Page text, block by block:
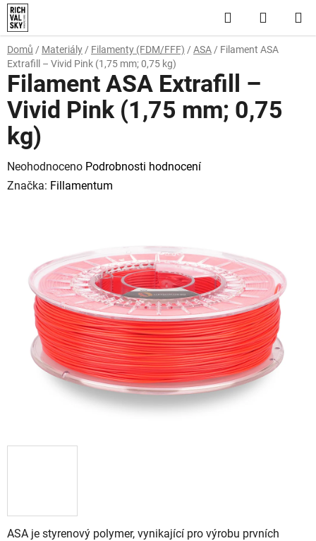
Přejít
na
obsah
Hledat
KOŠÍK
Domů / Materiály / Filamenty (FDM/FFF) / ASA / Filament ASA
Extrafill – Vivid Pink (1,75 mm; 0,75 kg)
ASA je styrenový polymer, vynikající pro výrobu prvních
Filament ASA Extrafill –
Vivid Pink (1,75 mm; 0,75
kg)
Průměrné
hodnocení
hvězdiček.
Neohodnoceno Podrobnosti hodnocení
Značka: Fillamentum